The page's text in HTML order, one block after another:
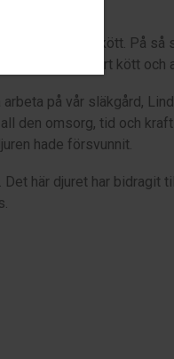
rätter av nötkött. På
av vårt kött och
på vår släkgård,
den omsorg, tid och
hade försvunnit.
här djuret har bidragit